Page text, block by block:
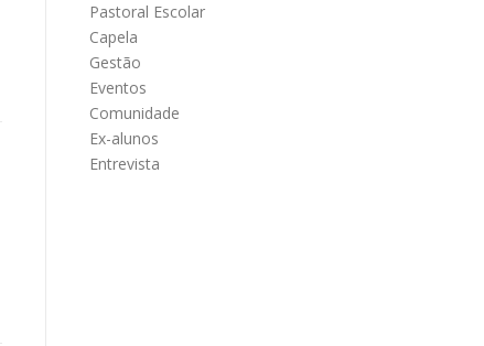
Pastoral Escolar
Capela
Gestão
Eventos
Comunidade
Ex-alunos
Entrevista